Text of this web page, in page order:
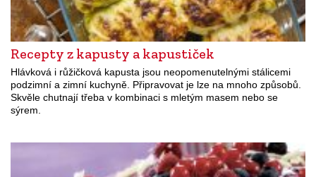
Recepty z kapusty a kapustiček
Hlávková i růžičková kapusta jsou neopomenutelnými stálicemi
podzimní a zimní kuchyně. Připravovat je lze na mnoho způsobů.
Skvěle chutnají třeba v kombinaci s mletým masem nebo se
sýrem.